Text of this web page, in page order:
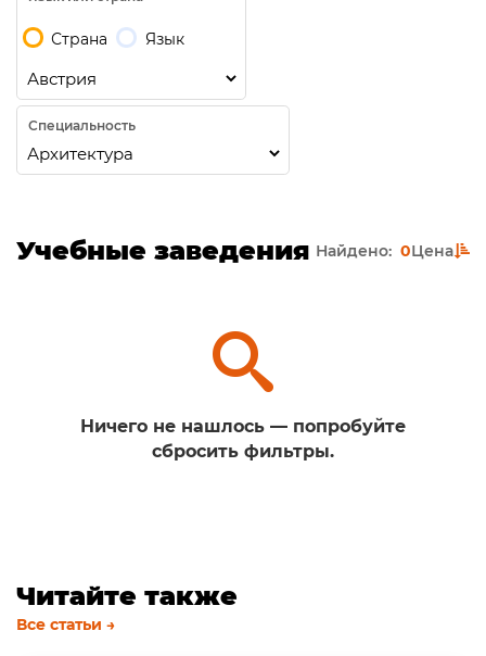
Страна Язык
Специальность
Учебные заведения Найдено: 0Цена
Ничего не нашлось — попробуйте
сбросить фильтры.
Читайте также
Все статьи →